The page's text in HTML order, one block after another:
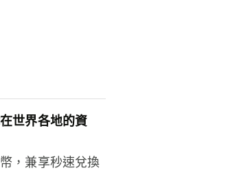
世界各地的資
，兼享秒速兌換